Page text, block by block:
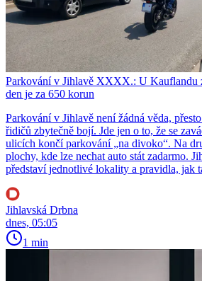
Parkování v Jihlavě XXXX.: U Kauflandu
den je za 650 korun
Parkování v Jihlavě není žádná věda,
řidičů zbytečně bojí. Jde jen o to, že se
ulicích končí parkování „na divoko“. Na
plochy, kde lze nechat auto stát zadarmo.
představí jednotlivé lokality a pravidla, jak
Jihlavská Drbna
dnes, 05:05
1 min